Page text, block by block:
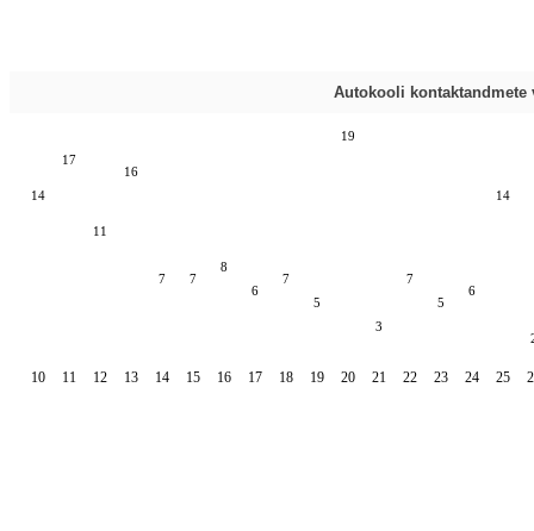
Autokooli
14
10
17
11
11
12
16
13
7
14
7
15
8
16
6
17
7
18
5
19
19
20
3
21
7
22
5
23
6
24
14
25